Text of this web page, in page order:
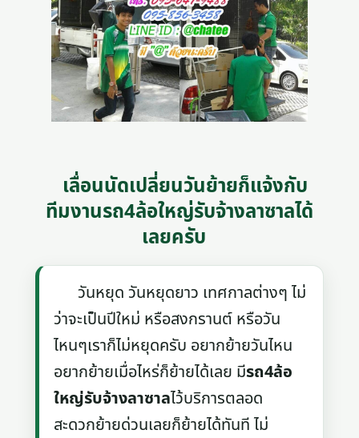
เลื่อนนัดเปลี่ยนวันย้ายก็แจ้งกับ
ทีมงานรถ4ล้อใหญ่รับจ้างลาซาลได้
เลยครับ
วันหยุด วันหยุดยาว เทศกาลต่างๆ ไม่
ว่าจะเป็นปีใหม่ หรือสงกรานต์ หรือวัน
ไหนๆเราก็ไม่หยุดครับ อยากย้ายวันไหน
อยากย้ายเมื่อไหร่ก็ย้ายได้เลย มีรถ4ล้อ
ใหญ่รับจ้างลาซาลไว้บริการตลอด
สะดวกย้ายด่วนเลยก็ย้ายได้ทันที ไม่